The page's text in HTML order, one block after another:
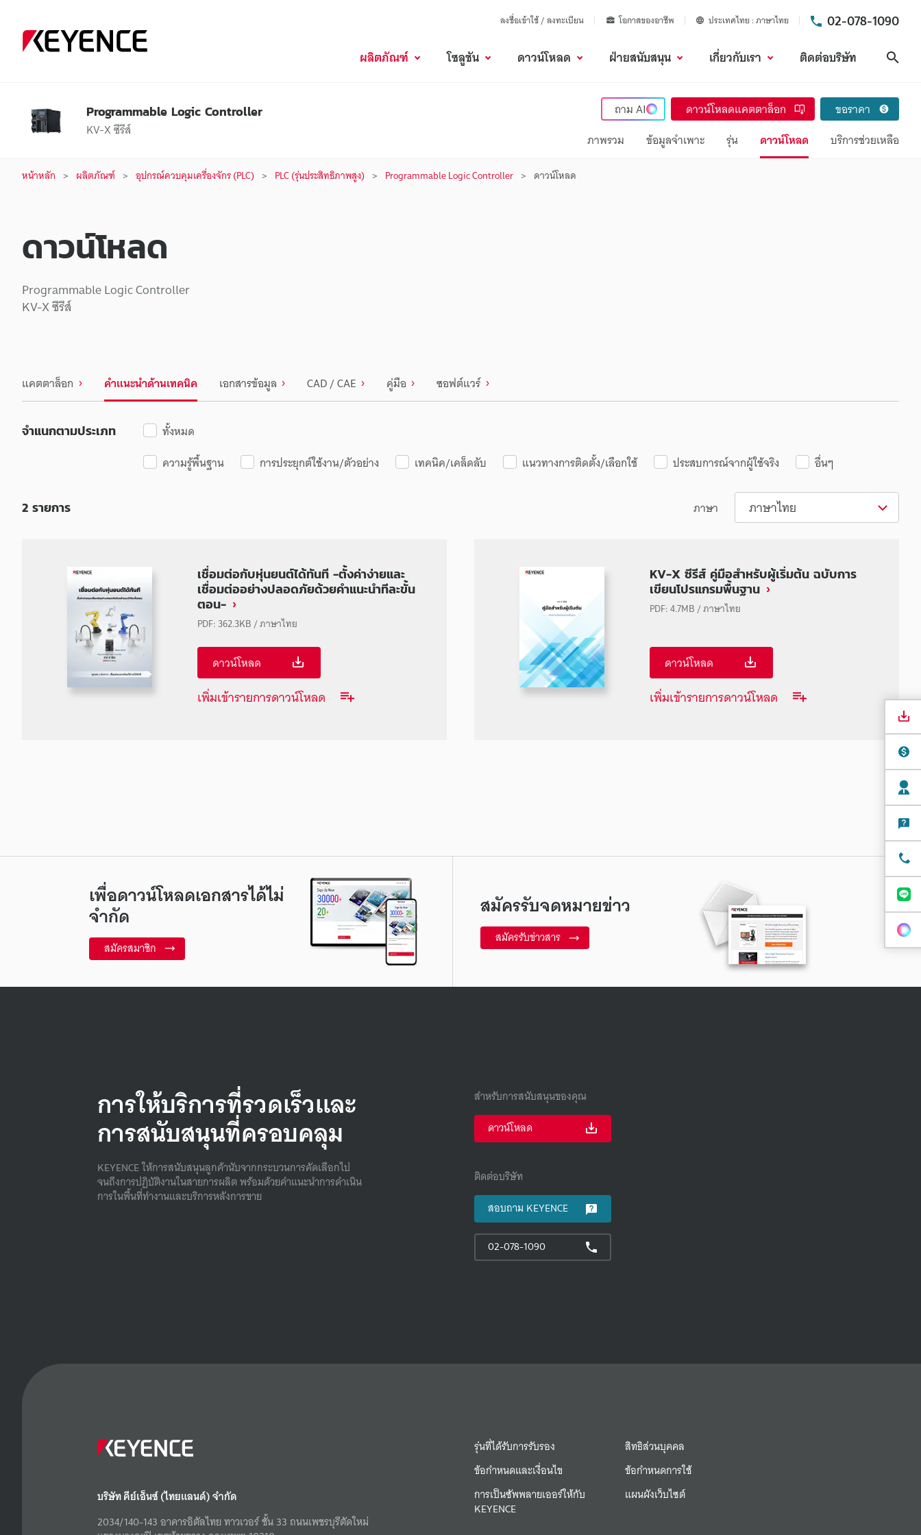
ลงชื่อเข้าใช้ / ลงทะเบียน โอกาสของอาชีพ ประเทศไทย ภาษาไทย 02-078-1090
ผลิตภัณฑ์ โซลูชัน ดาวน์โหลด ฝ่ายสนับสนุน เกี่ยวกับเรา ติดต่อบริษัท
Programmable Logic Controller
KV-X ซีรีส์
ถามAI ดาวน์โหลดแคตตาล็อก
ขอราคา
ภาพรวม
ข้อมูลจำเพาะ รุ่น ดาวน์โหลด บริการช่วยเหลือ
หน้าหลัก ผลิตภัณฑ์ อุปกรณ์ควบคุมเครื่องจักร (PLC) PLC (รุ่นประสิทธิภาพสูง) Programmable Logic Controller ดาวน์โหลด
ดาวน์โหลด
Programmable Logic Controller
KV-X ซีรีส์
แคตตาล็อก คำแนะนำด้านเทคนิค เอกสารข้อมูล CAD / CAE คู่มือ ซอฟต์แวร์
จำแนกตามประเภท
ทั้งหมด
ความรู้พื้นฐาน
การประยุกต์ใช้งาน/ตัวอย่าง เทคนิค/เคล็ดลับ แนวทางการติดตั้ง/เลือกใช้ ประสบการณ์จากผู้ใช้จริง อื่นๆ
ภาษา ภาษาไทย
2 รายการ
เชื่อมต่อกับหุ่นยนต์ได้ทันที -ตั้งค่าง่ายและ
เชื่อมต่ออย่างปลอดภัยด้วยคำแนะนำทีละขั้น
ตอน-
PDF: 362.3KB/ภาษาไทย
ดาวน์โหลด
เพิ่มเข้ารายการดาวน์โหลด
KV-X ซีรีส์ คู่มือสำหรับผู้เริ่มต้น ฉบับการ
เขียนโปรแกรมพื้นฐาน
PDF:4.7MB/ภาษาไทย
ดาวน์โหลด
เพิ่มเข้ารายการดาวน์โหลด
เพื่อดาวน์โหลดเอกสารได้ไม่
จำกัด
สมัครสมาชิก
สมัครรับจดหมายข่าว
สมัครรับข่าวสาร
การให้บริการที่รวดเร็วและ
การสนับสนุนที่ครอบคลุม
KEYENCE ให้การสนับสนุนลูกค้านับจากกระบวนการคัดเลือกไป
จนถึงการปฏิบัติงานในสายการผลิต พร้อมด้วยคําแนะนําการดําเนิน
การในพื้นที่ทํางานและบริการหลังการขาย
สำหรับการสนับสนุนของคุณ
ดาวน์โหลด
ติดต่อบริษัท
สอบถาม KEYENCE
02-078-1090
บริษัท คีย์เอ็นซ์ (ไทยแลนด์) จำกัด
2034/140-143 อาคารอิตัลไทย ทาวเวอร์ ชั้น 33 ถนนเพชรบุรีตัดใหม่
รุ่นที่ได้รับการรับรอง
สิทธิส่วนบุคคล
ข้อกำหนดและเงื่อนไข
ข้อกำหนดการใช้
การเป็นซัพพลายเออร์ให้กับ
KEYENCE
แผนผังเว็บไซต์